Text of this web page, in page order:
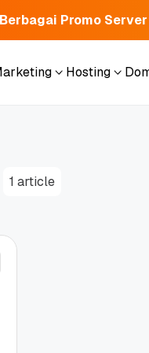
Promo
Hosting
1 article